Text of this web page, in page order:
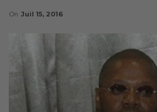
On Juil 15, 2016